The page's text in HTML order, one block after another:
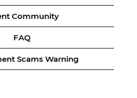
Community
FAQ
Scams Warning